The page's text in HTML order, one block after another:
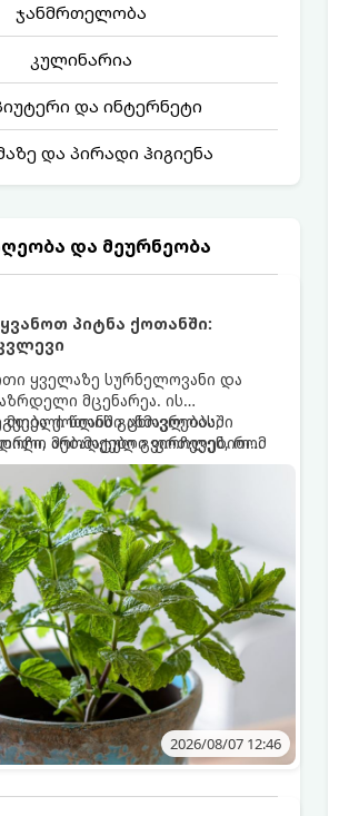
ჯანმრთელობა
კულინარია
და ინტერნეტი
და პირადი ჰიგიენა
და მეურნეობა
პიტნა ქოთანში:
ყველაზე სურნელოვანი და
მცენარეა. ის
ქოთანში ცხოვრებას,
მებაღეები გვირჩევენ, რომ
ქოთანში მოვიყვანოთ, რადგან
დარგვისას ის ფესვებით
ვრცელდება და სხვა
მთელი წლის განმავლობაში
არომატული ფოთლებით
თუ კერძებისთვის.
2026/08/07 12:46